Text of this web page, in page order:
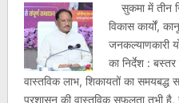
सुकमा में तीन
विकास कार्यों,
जनकल्याणकारी
का निर्देश :
वास्तविक लाभ, शिकायतों का समयबद्ध
प्रशासन की वास्तविक सफलता तभी